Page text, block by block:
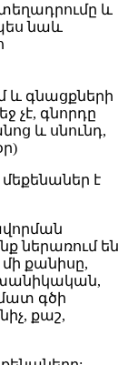
և
նաև
և գնացքների
չէ, գնորդը
և սնունդ,
է
ներառում են
քանիսը,
գծի
քաշ,